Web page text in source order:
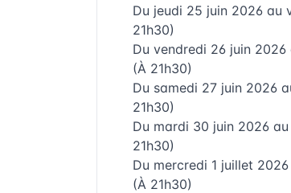
Du jeudi 25 juin 2026au
21h30)
Duvendredi 26 juin 2026
(À 21h30)
Du samedi 27 juin 2026
21h30)
Du mardi 30 juin 2026
21h30)
Du mercredi 1 juillet
(À 21h30)